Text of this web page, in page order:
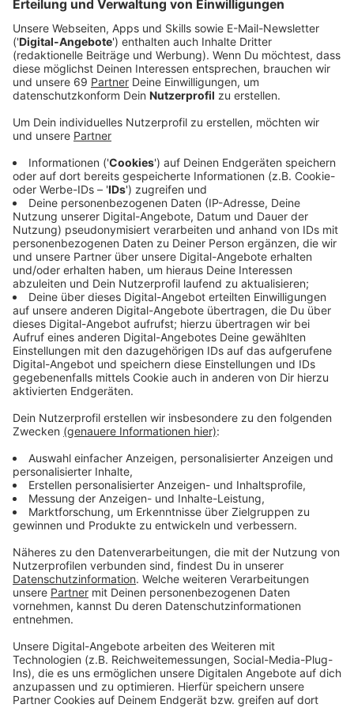
Anzeige
Die bisherige App wurde umfassend überarbeitet und
konzentriert sich hauptsächlich auf das Radiohören
und auf dielokalen Informationen aus der Stadt
Informationen zu ausgewähltenEvents in Münster,
Gewinnspielen,Wetter- und Verkehrsmeldungen.
Darüber hinaus kann die Nutzerin oder der Nutzer
neben demANTENNE MÜNSTER-Live-Programm
zwischen14 weiteren Webstreamswählen, darunter
80er, 90er und 2000er Hits sowie Lounge, Rock bis hin
zu Karnevalsmusik.
Anzeige
So nutzt ihr die neue App
Anzeige
Unsere neue App bietet euch noch mehr undganz
neue Funktionen.
• Sende uns Sprachnachrichten, Fotos und
Videos direkt über die App!
• Erhalte alle wichtigen Nachrichten aus
Münster!
• Wähle Deine persönlichen Push-
Benachrichtigungen aus!
• Streame uns direkt über die App!
Die neue App ist ab sofort imApple App Storeund im